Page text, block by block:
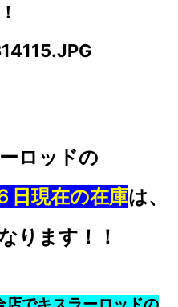
ロッドの
日現在の在庫は、
ります！！